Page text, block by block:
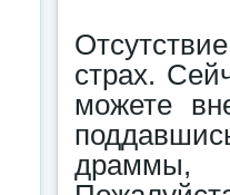
страх.
можете
драммы,